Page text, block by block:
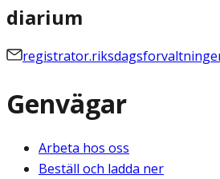
diarium
Genvägar
Arbeta hos oss
Beställ och ladda ner